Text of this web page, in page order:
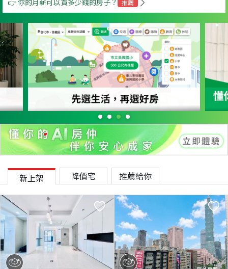
👉 你的月薪可以買多少錢的房子？ 推薦
新上架 降價宅 推薦給你